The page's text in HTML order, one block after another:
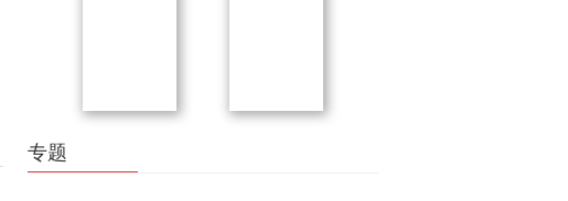
专题